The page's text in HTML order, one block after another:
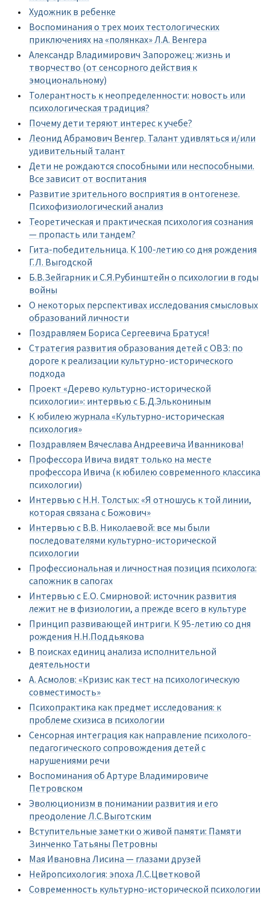
Художник в ребенке
Воспоминания о трех моих тестологических
приключениях на «полянках» Л.А. Венгера
Александр Владимирович Запорожец: жизнь и
творчество (от сенсорного действия к
эмоциональному)
Толерантность к неопределенности: новость или
психологическая традиция?
Почему дети теряют интерес к учебе?
Леонид Абрамович Венгер. Талант удивляться и/или
удивительный талант
Дети не рождаются способными или неспособными.
Все зависит от воспитания
Развитие зрительного восприятия в онтогенезе.
Психофизиологический анализ
Теоретическая и практическая психология сознания
— пропасть или тандем?
Гита-победительница. К 100-летию со дня рождения
Г.Л. Выгодской
Б.В.Зейгарник и С.Я.Рубинштейн о психологии в годы
войны
О некоторых перспективах исследования смысловых
образований личности
Поздравляем Бориса Сергеевича Братуся!
Стратегия развития образования детей с ОВЗ: по
дороге к реализации культурно-исторического
подхода
Проект «Дерево культурно-исторической
психологии»: интервью с Б.Д.Элькониным
К юбилею журнала «Культурно-историческая
психология»
Поздравляем Вячеслава Андреевича Иванникова!
Профессора Ивича видят только на месте
профессора Ивича (к юбилею современного классика
психологии)
Интервью с Н.Н. Толстых: «Я отношусь к той линии,
которая связана с Божович»
Интервью с В.В. Николаевой: все мы были
последователями культурно-исторической
психологии
Профессиональная и личностная позиция психолога:
сапожник в сапогах
Интервью с Е.О. Смирновой: источник развития
лежит не в физиологии, а прежде всего в культуре
Принцип развивающей интриги. К 95-летию со дня
рождения Н.Н.Поддьякова
В поисках единиц анализа исполнительной
деятельности
А. Асмолов: «Кризис как тест на психологическую
совместимость»
Психопрактика как предмет исследования: к
проблеме схизиса в психологии
Сенсорная интеграция как направление психолого-
педагогического сопровождения детей с
нарушениями речи
Воспоминания об Артуре Владимировиче
Петровском
Эволюционизм в понимании развития и его
преодоление Л.С.Выготским
Вступительные заметки о живой памяти: Памяти
Зинченко Татьяны Петровны
Мая Ивановна Лисина — глазами друзей
Нейропсихология: эпоха Л.С.Цветковой
Современность культурно-исторической психологии